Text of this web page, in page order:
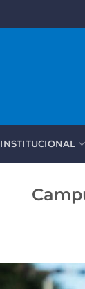
INSTITUCIONAL